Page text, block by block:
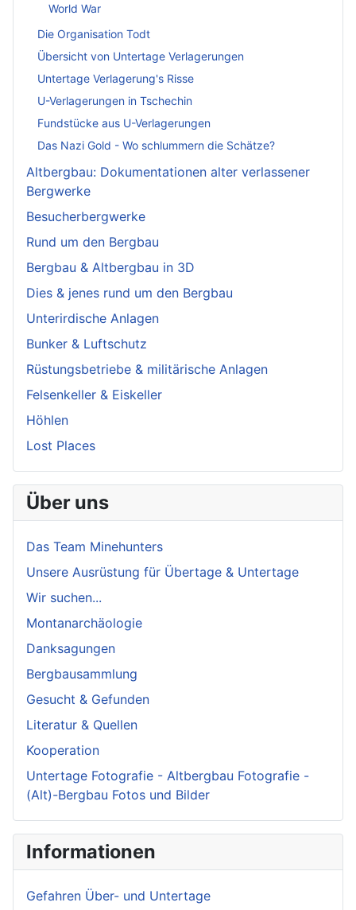
World War
Die Organisation Todt
Übersicht von Untertage Verlagerungen
Untertage Verlagerung's Risse
U-Verlagerungen in Tschechin
Fundstücke aus U-Verlagerungen
Das Nazi Gold - Wo schlummern die Schätze?
Altbergbau: Dokumentationen alter verlassener
Bergwerke
Besucherbergwerke
Rund um den Bergbau
Bergbau & Altbergbau in 3D
Dies & jenes rund um den Bergbau
Unterirdische Anlagen
Bunker & Luftschutz
Rüstungsbetriebe & militärische Anlagen
Felsenkeller & Eiskeller
Höhlen
Lost Places
Über uns
Das Team Minehunters
Unsere Ausrüstung für Übertage & Untertage
Wir suchen...
Montanarchäologie
Danksagungen
Bergbausammlung
Gesucht & Gefunden
Literatur & Quellen
Kooperation
Untertage Fotografie - Altbergbau Fotografie -
(Alt)-Bergbau Fotos und Bilder
Informationen
Gefahren Über- und Untertage